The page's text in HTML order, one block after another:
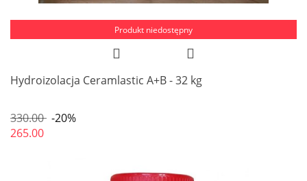
Produkt niedostępny
Hydroizolacja Ceramlastic A+B - 32 kg
330.00 -20%
265.00